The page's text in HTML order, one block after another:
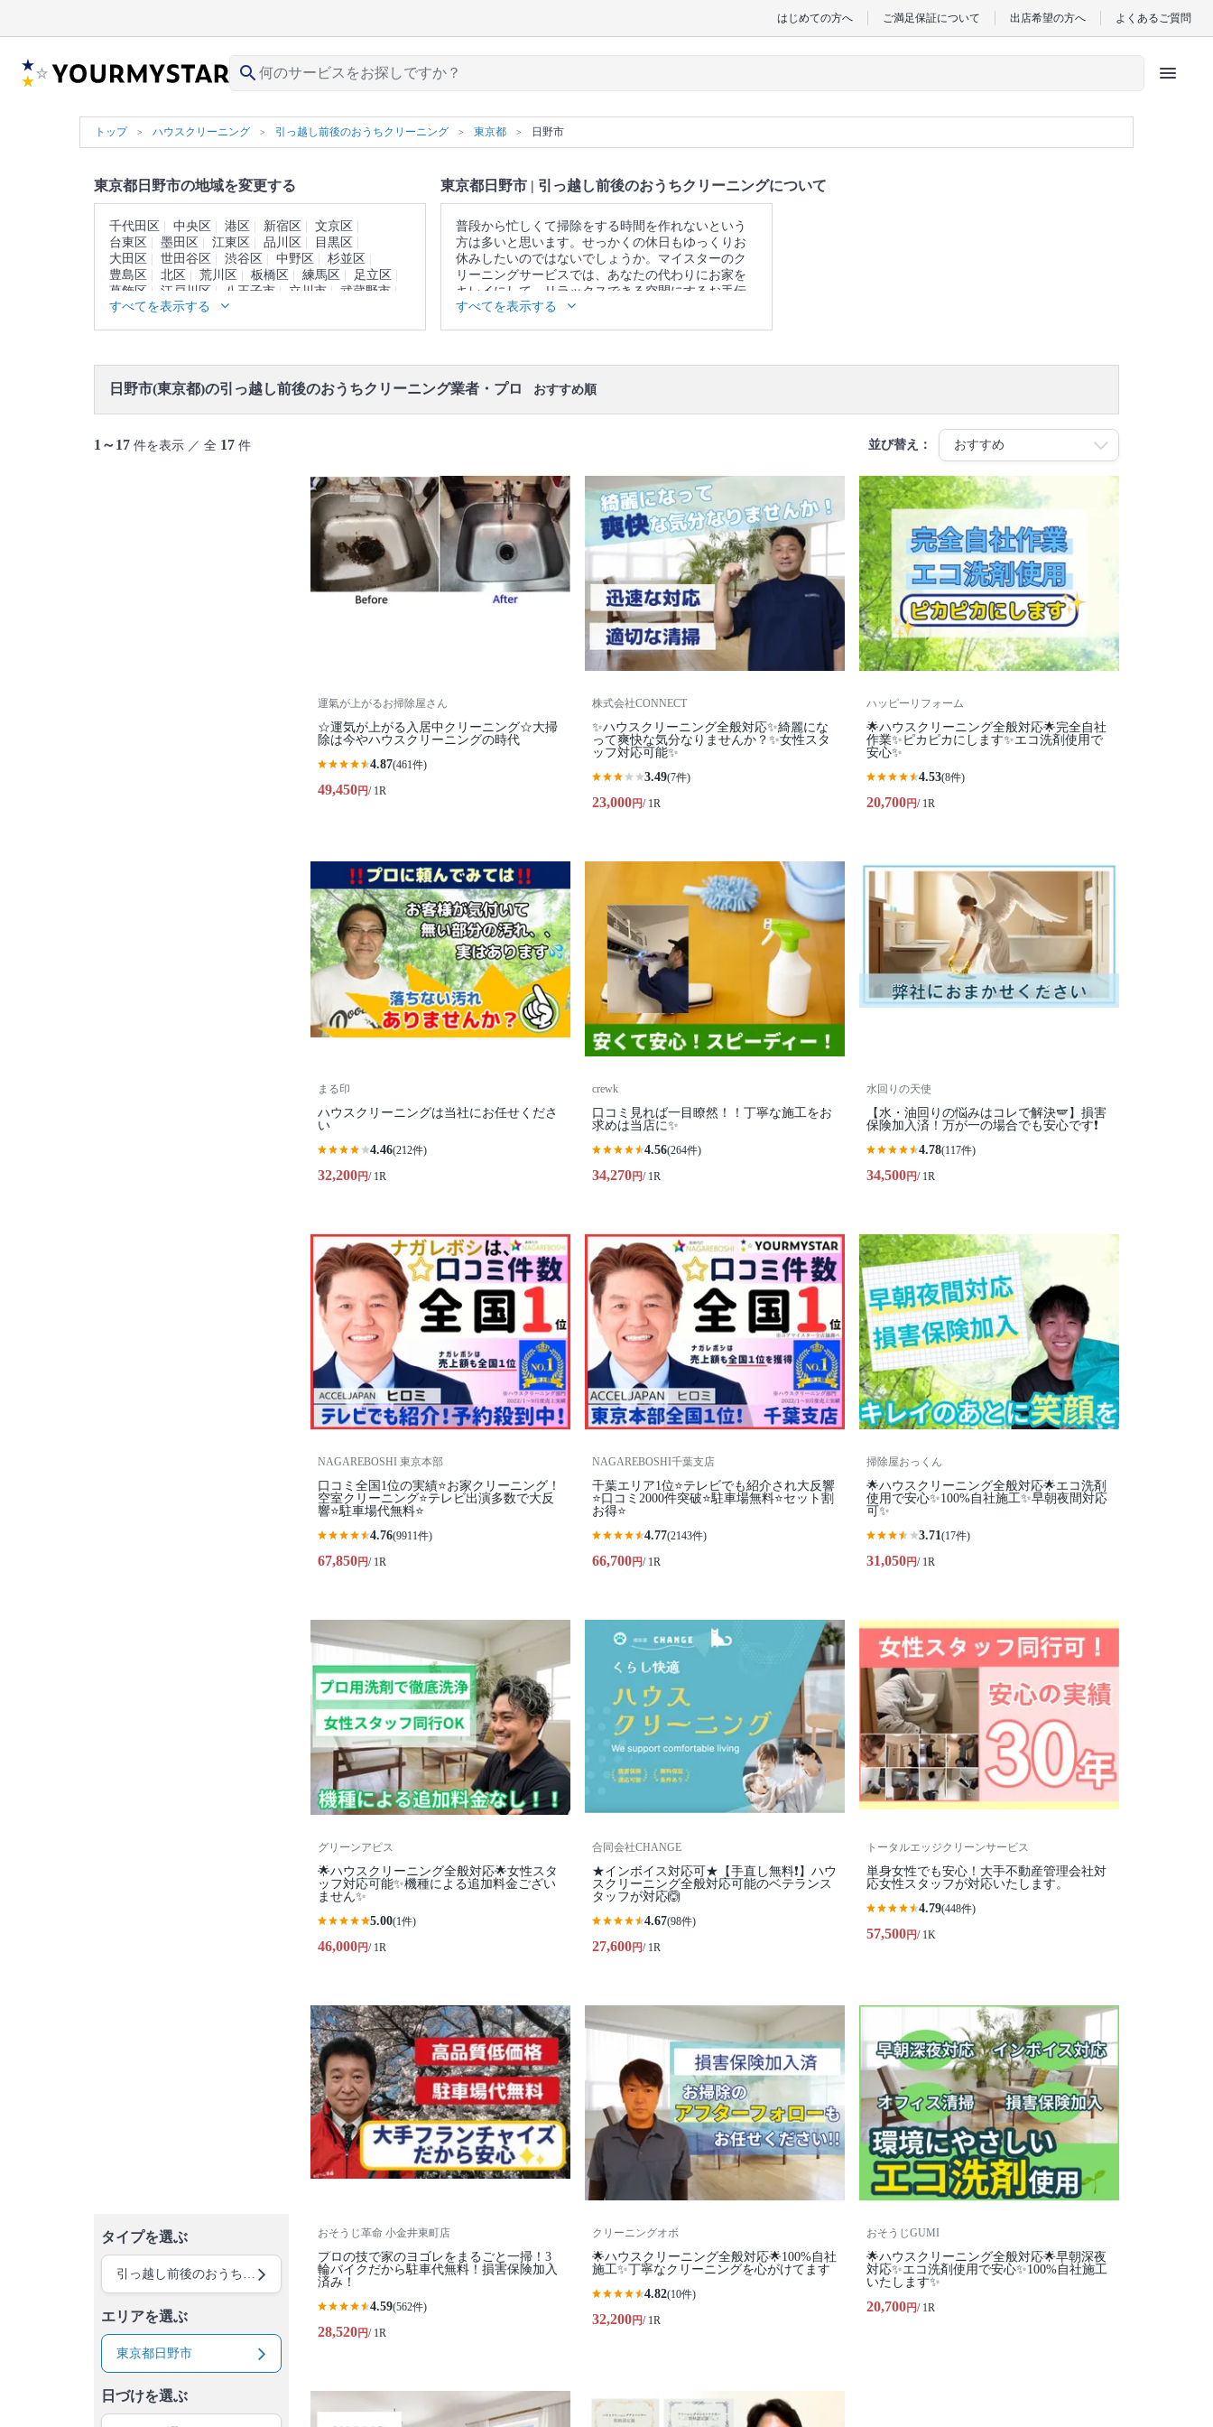
はじめての方へ ご満足保証について 出店希望の方へ よくあるご質問
search menu
トップ ハウスクリーニング 引っ越し前後のおうちクリーニング 東京都 日野市
東京都日野市の地域を変更する
千代田区 中央区 港区 新宿区
文京区
台東区
墨田区 江東区 品川区
目黒区
大田区
世田谷区 渋谷区 中野区
杉並区
豊島区
北区 荒川区 板橋区 練馬区
足立区
葛飾区
江戸川区 八王子市 立川市
武蔵野市
三鷹市
青梅市 府中市
大島町
利島村 新島村 神津島村
三宅島
すべてを表示する
東京都日野市 | 引っ越し前後のおうちクリーニングについて
普段から忙しくて掃除をする時間を作れないという
方は多いと思います。せっかくの休日もゆっくりお
休みしたいのではないでしょうか。マイスターのク
リーニングサービスでは、あなたの代わりにお家を
キレイにして、リラックスできる空間にするお手伝
いをさせていただきます。
▼表示価格に含まれる引っ越し前後のおうちクリー
窓 / エアコンの簡易洗浄(フィルターのみ) / 照明 / 天
すべてを表示する
日野市(東京都)の引っ越し前後のおうちクリーニング業者・プロ おすすめ順
1～17 件を表示 ／ 全 17 件 並び替え：
タイプを選ぶ
エリアを選ぶ
東京都日野市
日づけを選ぶ
運氣が上がるお掃除屋さん
☆運気が上がる入居中クリーニング☆大掃
除は今やハウスクリーニングの時代
4.87(461件)
49,450円/ 1R
株式会社CONNECT
✨ハウスクリーニング全般対応✨綺麗にな
って爽快な気分なりませんか？✨女性スタ
ッフ対応可能✨
3.49(7件)
23,000円/ 1R
ハッピーリフォーム
🌟ハウスクリーニング全般対応🌟完全自社
作業✨️ピカピカにします✨️エコ洗剤使用で
安心✨
4.53(8件)
20,700円/ 1R
まる印
ハウスクリーニングは当社にお任せくださ
い
4.46(212件)
32,200円/ 1R
crewk
口コミ見れば一目瞭然！！丁寧な施工をお
求めは当店に✨
4.56(264件)
34,270円/ 1R
水回りの天使
【水・油回りの悩みはコレで解決🪽】損害
保険加入済！万が一の場合でも安心です❗️
4.78(117件)
34,500円/ 1R
NAGAREBOSHI 東京本部
口コミ全国1位の実績⭐お家クリーニング！
空室クリーニング⭐テレビ出演多数で大反
響⭐駐車場代無料⭐
4.76(9911件)
67,850円/ 1R
NAGAREBOSHI千葉支店
千葉エリア1位⭐テレビでも紹介され大反響
⭐️口コミ2000件突破⭐️駐車場無料⭐セット割
お得⭐
4.77(2143件)
66,700円/ 1R
掃除屋おっくん
🌟ハウスクリーニング全般対応🌟エコ洗剤
使用で安心✨100%自社施工✨早朝夜間対応
可✨
3.71(17件)
31,050円/ 1R
グリーンアピス
🌟ハウスクリーニング全般対応🌟女性スタ
ッフ対応可能✨機種による追加料金ござい
ません✨
5.00(1件)
46,000円/ 1R
合同会社CHANGE
★インボイス対応可★【手直し無料❗️】ハウ
スクリーニング全般対応可能のベテランス
タッフが対応🙆
4.67(98件)
27,600円/ 1R
トータルエッジクリーンサービス
単身女性でも安心！大手不動産管理会社対
応女性スタッフが対応いたします。
4.79(448件)
57,500円/ 1K
おそうじ革命 小金井東町店
プロの技で家のヨゴレをまるごと一掃！3
輪バイクだから駐車代無料！損害保険加入
済み！
4.59(562件)
28,520円/ 1R
クリーニングオボ
🌟ハウスクリーニング全般対応🌟100%自社
施工✨丁寧なクリーニングを心がけてます
4.82(10件)
32,200円/ 1R
おそうじGUMI
🌟ハウスクリーニング全般対応🌟早朝深夜
対応✨エコ洗剤使用で安心✨100%自社施工
いたします✨
20,700円/ 1R